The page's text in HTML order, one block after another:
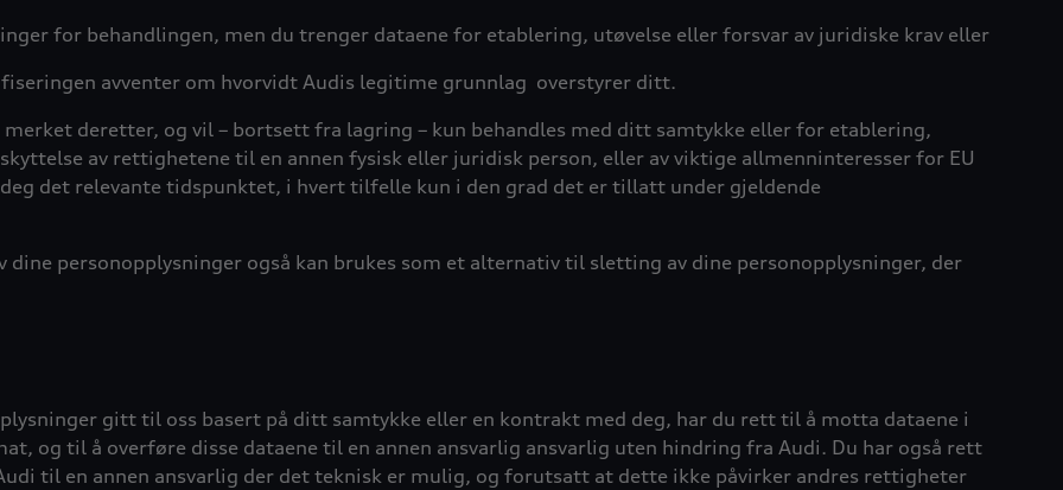
for behandlingen, men du trenger dataene for etablering, utøvelse eller forsvar av juridiske krav eller
avventer om hvorvidt Audis legitime grunnlag overstyrer ditt.
deretter, og vil – bortsett fra lagring – kun behandles med ditt samtykke eller for etablering,
av rettighetene til en annen fysisk eller juridisk person, eller av viktige allmenninteresser for EU
det relevante tidspunktet, i hvert tilfelle kun i den grad det er tillatt under gjeldende
dine personopplysninger også kan brukes som et alternativ til sletting av dine personopplysninger, der
gitt til oss basert på ditt samtykke eller en kontrakt med deg, har du rett til å motta dataene i
og til å overføre disse dataene til en annen ansvarlig ansvarlig uten hindring fra Audi. Du har også rett
til en annen ansvarlig der det teknisk er mulig, og forutsatt at dette ikke påvirker andres rettigheter